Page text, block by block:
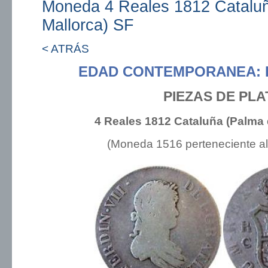
Moneda 4 Reales 1812
Mallorca) SF
< ATRÁS
EDAD CONTEMPORANEA:
PIEZAS DE
4 Reales 1812 Cataluña
(Moneda 1516 perteneciente